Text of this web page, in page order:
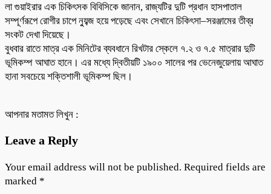
লা গুয়াইরার এক চিকিৎসক বিবিসিকে জানান, রাজ্যটির দুটি প্রধান হাসপাতাল
সম্পূর্ণরূপে রোগীর চাপে ন্যুব্জ হয়ে পড়েছে এবং সেখানে চিকিৎসা–সরঞ্জামের তীব্র
সংকট দেখা দিয়েছে।
বুধবার রাতে মাত্র এক মিনিটের ব্যবধানে রিখটার স্কেলে ৭.২ ও ৭.৫ মাত্রার দুটি
ভূমিকম্প আঘাত হানে। এর মধ্যে দ্বিতীয়টি ১৯০০ সালের পর ভেনেজুয়েলায় আঘাত
হানা সবচেয়ে শক্তিশালী ভূমিকম্প ছিল।
আপনার মতামত লিখুন :
Leave a Reply
Your email address will not be published. Required fields are
marked *